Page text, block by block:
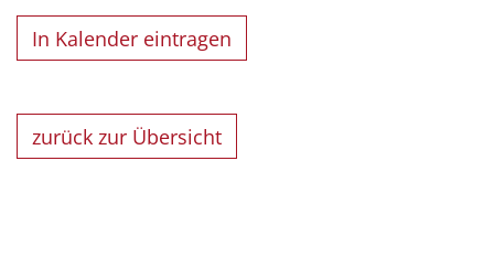
In Kalender eintragen
zurück zur Übersicht